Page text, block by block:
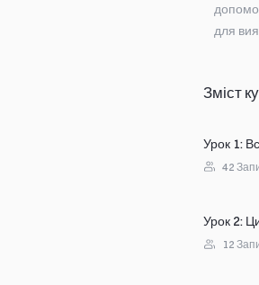
для
Зміст
Урок 1:
42
Урок 2:
12